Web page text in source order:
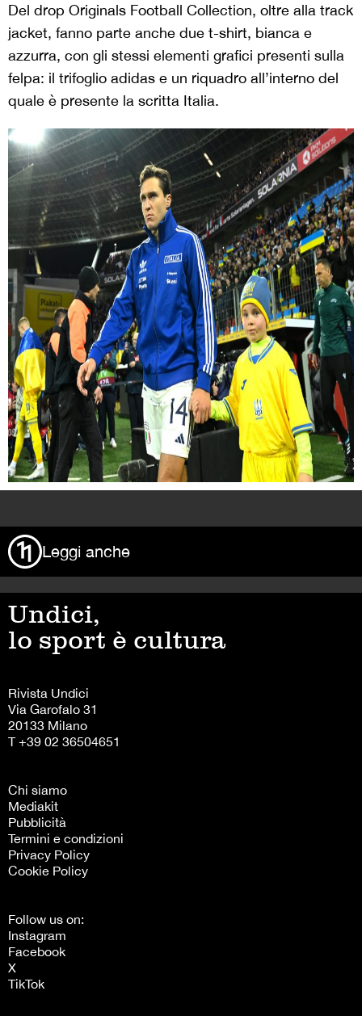
Del drop Originals Football Collection, oltre alla track
jacket, fanno parte anche due t-shirt, bianca e
azzurra, con gli stessi elementi grafici presenti sulla
felpa: il trifoglio adidas e un riquadro all’interno del
quale è presente la scritta Italia.
Leggi anche
Undici,
lo sport è cultura
Rivista Undici
Via Garofalo 31
20133 Milano
T +39 02 36504651
Chi siamo
Mediakit
Pubblicità
Termini e condizioni
Privacy Policy
Cookie Policy
Follow us on:
Instagram
Facebook
X
TikTok